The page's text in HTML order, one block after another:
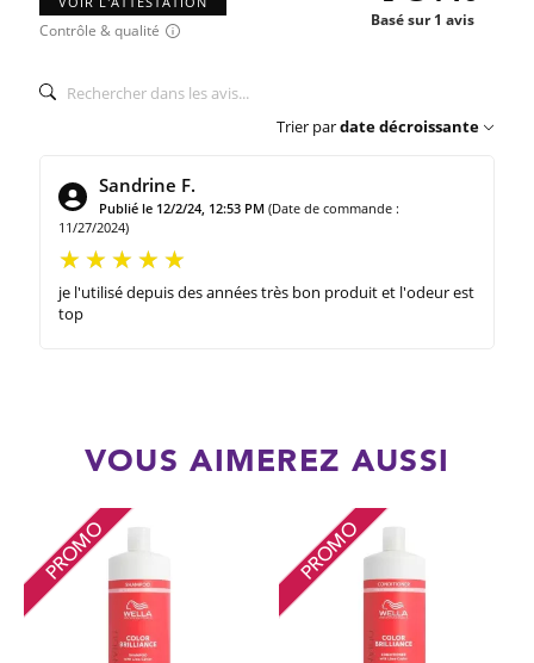
Contrôle & qualité
Basé sur 1 avis
Trier pardate décroissante
Sandrine F.
Publié le 12/2/24, 12:53 PM (Date de commande :
11/27/2024)
je l'utilisé depuis des années très bon produit et l'odeur est
top
VOUS AIMEREZ AUSSI
PROMO PROMO